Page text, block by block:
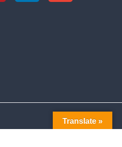
Translate »